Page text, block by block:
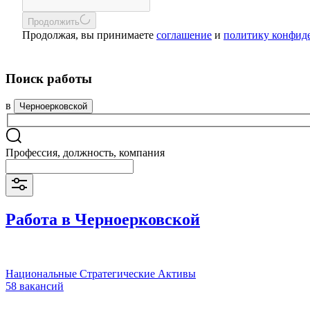
Продолжить
Продолжая, вы принимаете соглашение и политику
Поиск работы
в Черноерковской
Профессия, должность, компания
Работа в Черноерковской
Национальные Стратегические Активы
58 вакансий